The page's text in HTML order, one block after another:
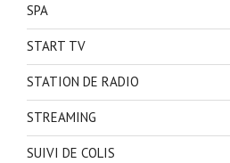
SPA
START TV
STATION DE RADIO
STREAMING
SUIVI DE COLIS